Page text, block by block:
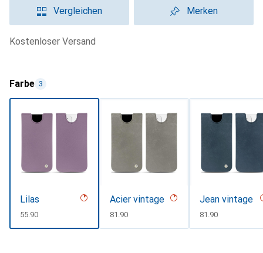
Vergleichen Merken
kostenloser Versand
Farbe 3
Lilas
CHF
55.90
Acier vintage
CHF
81.90
Jean vintage
CHF
81.90